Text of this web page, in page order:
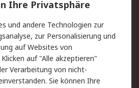
Lieferlösungen
Kontakt
Datenschutz
Ihre Privatsphäre
und andere Technologien zur
zur Personalisierung und
auf Websites von
auf "Alle akzeptieren"
Verarbeitung von nicht-
Sie können Ihre